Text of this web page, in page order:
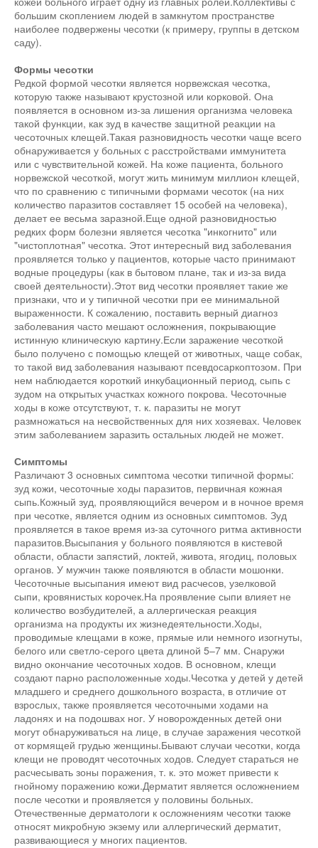
большим скоплением людей в замкнутом пространстве
наиболее подвержены чесотки (к примеру, группы в детском
саду).
Формы чесотки
Редкой формой чесотки является норвежская чесотка,
которую также называют крустозной или корковой. Она
появляется в основном из-за лишения организма человека
такой функции, как зуд в качестве защитной реакции на
чесоточных клещей.Такая разновидность чесотки чаще всего
обнаруживается у больных с расстройствами иммунитета
или с чувствительной кожей. На коже пациента, больного
норвежской чесоткой, могут жить минимум миллион клещей,
что по сравнению с типичными формами чесоток (на них
количество паразитов составляет 15 особей на человека),
делает ее весьма заразной.Еще одной разновидностью
редких форм болезни является чесотка "инкогнито" или
"чистоплотная" чесотка. Этот интересный вид заболевания
проявляется только у пациентов, которые часто принимают
водные процедуры (как в бытовом плане, так и из-за вида
своей деятельности).Этот вид чесотки проявляет такие же
признаки, что и у типичной чесотки при ее минимальной
выраженности. К сожалению, поставить верный диагноз
заболевания часто мешают осложнения, покрывающие
истинную клиническую картину.Если заражение чесоткой
было получено с помощью клещей от животных, чаще собак,
то такой вид заболевания называют псевдосаркоптозом. При
нем наблюдается короткий инкубационный период, сыпь с
зудом на открытых участках кожного покрова. Чесоточные
ходы в коже отсутствуют, т. к. паразиты не могут
размножаться на несвойственных для них хозяевах. Человек
этим заболеванием заразить остальных людей не может.
Симптомы
Различают 3 основных симптома чесотки типичной формы:
зуд кожи, чесоточные ходы паразитов, первичная кожная
сыпь.Кожный зуд, проявляющийся вечером и в ночное время
при чесотке, является одним из основных симптомов. Зуд
проявляется в такое время из-за суточного ритма активности
паразитов.Высыпания у больного появляются в кистевой
области, области запястий, локтей, живота, ягодиц, половых
органов. У мужчин также появляются в области мошонки.
Чесоточные высыпания имеют вид расчесов, узелковой
сыпи, кровянистых корочек.На проявление сыпи влияет не
количество возбудителей, а аллергическая реакция
организма на продукты их жизнедеятельности.Ходы,
проводимые клещами в коже, прямые или немного изогнуты,
белого или светло-серого цвета длиной 5–7 мм. Снаружи
видно окончание чесоточных ходов. В основном, клещи
создают парно расположенные ходы.Чесотка у детей у детей
младшего и среднего дошкольного возраста, в отличие от
взрослых, также проявляется чесоточными ходами на
ладонях и на подошвах ног. У новорожденных детей они
могут обнаруживаться на лице, в случае заражения чесоткой
от кормящей грудью женщины.Бывают случаи чесотки, когда
клещи не проводят чесоточных ходов. Следует стараться не
расчесывать зоны поражения, т. к. это может привести к
гнойному поражению кожи.Дерматит является осложнением
после чесотки и проявляется у половины больных.
Отечественные дерматологи к осложнениям чесотки также
относят микробную экзему или аллергический дерматит,
развивающиеся у многих пациентов.